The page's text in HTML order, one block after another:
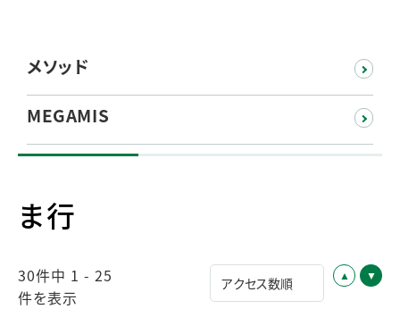
メソッド
MEGAMIS
ま行
30件中 1 - 25
件を表示